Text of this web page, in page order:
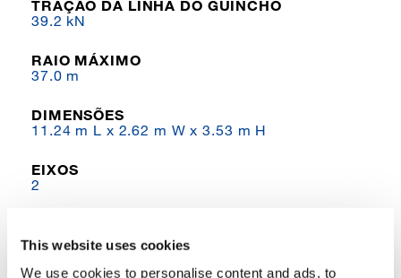
This website uses cookies
We use cookies to personalise content and ads, to
TRAÇÃO DA LINHA DO GUINCHO
39.2 kN
RAIO MÁXIMO
37.0 m
DIMENSÕES
11.24 m L x 2.62 m W x 3.53 m H
EIXOS
2
4x4x4